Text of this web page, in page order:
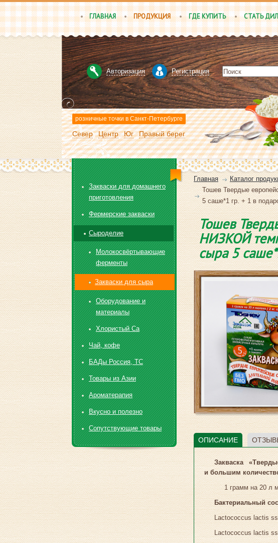
ГЛАВНАЯ ПРОДУКЦИЯ ГДЕ КУПИТЬ СТАТЬ
Авторизация Регистрация
розничные точки в Санкт-Петербурге
Север Центр Юг Правый берег
Главная Каталог
Toшев Твердые
5 саше*1 гр. + 1 в
Toшев
НИЗКОЙ
сыра 5
ОПИСАНИЕ
Закваска «
ибольшим
1 грамм на 20 л
Бактериальный
Lactococcus lactis
Lactococcus lactis
Закваски для домашнего
приготовления
Фермерские закваски
Сыроделие
Молокосвёртывающие
ферменты
Закваски для сыра
Оборудование и
материалы
Хлористый Са
Чай, кофе
БАДы Россия, ТС
Товары из Азии
Ароматерапия
Вкусно и полезно
Сопутствующие товары